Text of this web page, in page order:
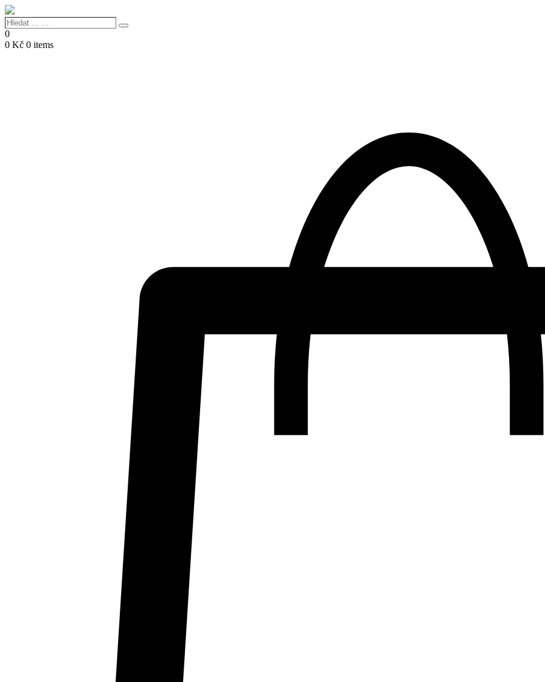
Hledat
...
…
Search
0
0 Kč 0 items